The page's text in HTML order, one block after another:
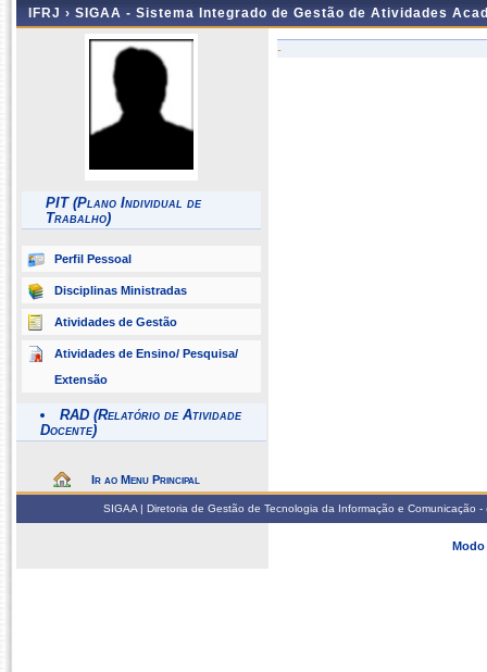
IFRJ › SIGAA - Sistema Integrado de Gestão de Atividades
PIT (Plano Individual de
Trabalho)
Perfil Pessoal
Disciplinas Ministradas
Atividades de Gestão
Atividades de Ensino/ Pesquisa/
Extensão
RAD (Relatório de Atividade
Docente)
Ir ao Menu Principal
-
SIGAA | Diretoria de Gestão de Tecnologia da Informação e
Modo